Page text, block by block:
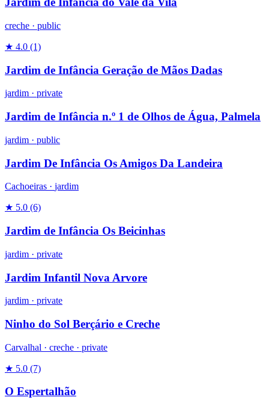
creche · public
★ 4.0 (1)
Jardim de Infância Geração de Mãos Dadas
jardim · private
Jardim de Infância n.º 1 de Olhos de Água, Palmela
jardim · public
Jardim De Infância Os Amigos Da Landeira
Cachoeiras · jardim
★ 5.0 (6)
Jardim de Infância Os Beicinhas
jardim · private
Jardim Infantil Nova Arvore
jardim · private
Ninho do Sol Berçário e Creche
Carvalhal · creche · private
★ 5.0 (7)
O Espertalhão